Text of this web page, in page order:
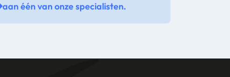
aan één van onze specialisten.